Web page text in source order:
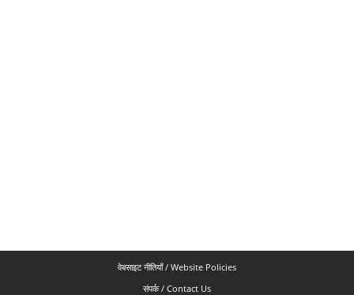
वेबसाइट नीतियाँ / Website Policies
संपर्क / Contact Us